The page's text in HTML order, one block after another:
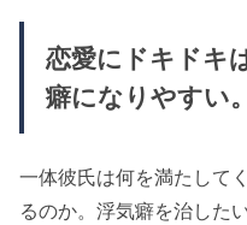
恋愛にドキドキ
癖になりやすい。
一体彼氏は何を満たして
るのか。浮気癖を治した